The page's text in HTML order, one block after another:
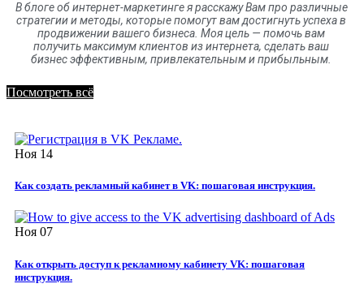
В блогеобинтернет-маркетинге я расскажу Вам про различные
стратегии и методы, которые помогут вам достигнуть успеха в
продвижении вашего бизнеса. Моя цель — помочь вам
получить максимум клиентовизинтернета, сделать ваш
бизнес эффективным, привлекательным и прибыльным.
Посмотреть всё
Ноя 14
Как создать рекламный кабинет в VK: пошаговая инструкция.
Ноя 07
Как открыть доступ к рекламному кабинету VK: пошаговая
инструкция.